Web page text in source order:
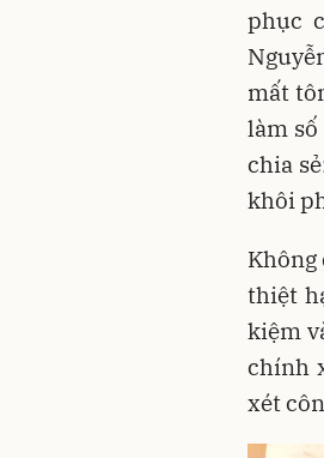
phục
mất
làm số
chia
khôi
Không
thiệt
kiệm
chính
xét